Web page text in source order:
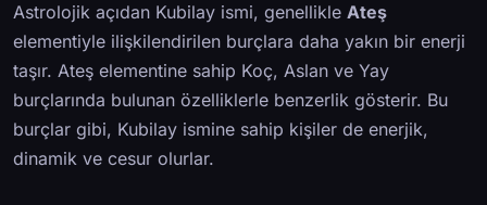
Astrolojik açıdan Kubilay ismi, genellikle Ateş
elementiyle ilişkilendirilen burçlara daha yakın bir enerji
taşır. Ateş elementine sahip Koç, Aslan ve Yay
burçlarında bulunan özelliklerle benzerlik gösterir. Bu
burçlar gibi, Kubilay ismine sahip kişiler de enerjik,
dinamik ve cesur olurlar.